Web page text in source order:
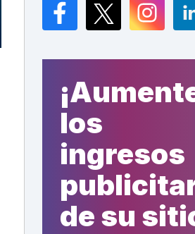
Facebook
Twitter
los
ingresos
de su